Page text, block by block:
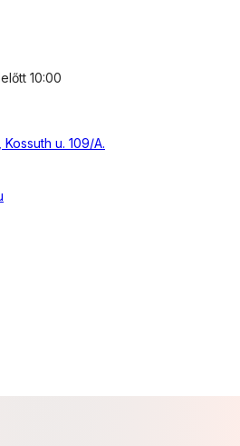
10:00
u. 109/A.